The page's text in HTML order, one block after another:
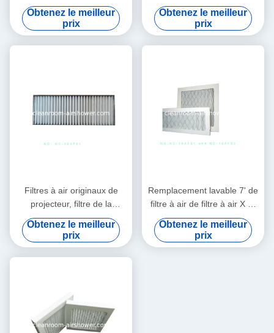
pour le roadster S+16K de
Christie
Obtenez le meilleur
prix
projecteur de NEC NC-
80AF02
Obtenez le meilleur
prix
Filtres à air originaux de
projecteur, filtre de la
poussière d'air pour des
projecteurs de Panasonic
Obtenez le meilleur
prix
Remplacement lavable 7' de
filtre à air de filtre à air X 7"
pour des médias de fibre
synthétique
Obtenez le meilleur
prix